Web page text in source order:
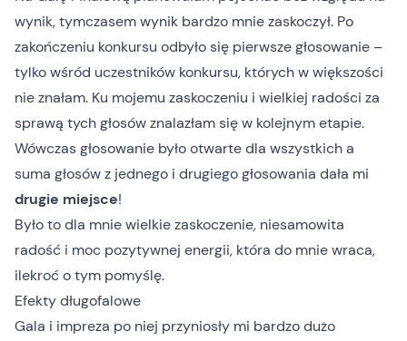
wynik, tymczasem wynik bardzo mnie zaskoczył. Po
zakończeniu konkursu odbyło się pierwsze głosowanie –
tylko wśród uczestników konkursu, których w większości
nie znałam. Ku mojemu zaskoczeniu i wielkiej radości za
sprawą tych głosów znalazłam się w kolejnym etapie.
Wówczas głosowanie było otwarte dla wszystkich a
suma głosów z jednego i drugiego głosowania dała mi
drugie miejsce!
Było to dla mnie wielkie zaskoczenie, niesamowita
radość i moc pozytywnej energii, która do mnie wraca,
ilekroć o tym pomyślę.
Efekty długofalowe
Gala i impreza po niej przyniosły mi bardzo dużo